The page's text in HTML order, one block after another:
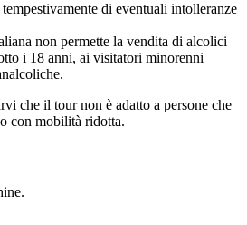
di eventuali intolleranze
non permette la vendita di alcolici
i 18 anni, ai visitatori minorenni
che il tour non è adatto a persone che
con mobilità ridotta.